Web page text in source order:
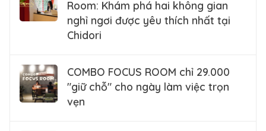
Room: Khám phá hai không gian
nghỉ ngơi được yêu thích nhất tại
Chidori
COMBO FOCUS ROOM chỉ 29.000
"giữ chỗ" cho ngày làm việc trọn
vẹn